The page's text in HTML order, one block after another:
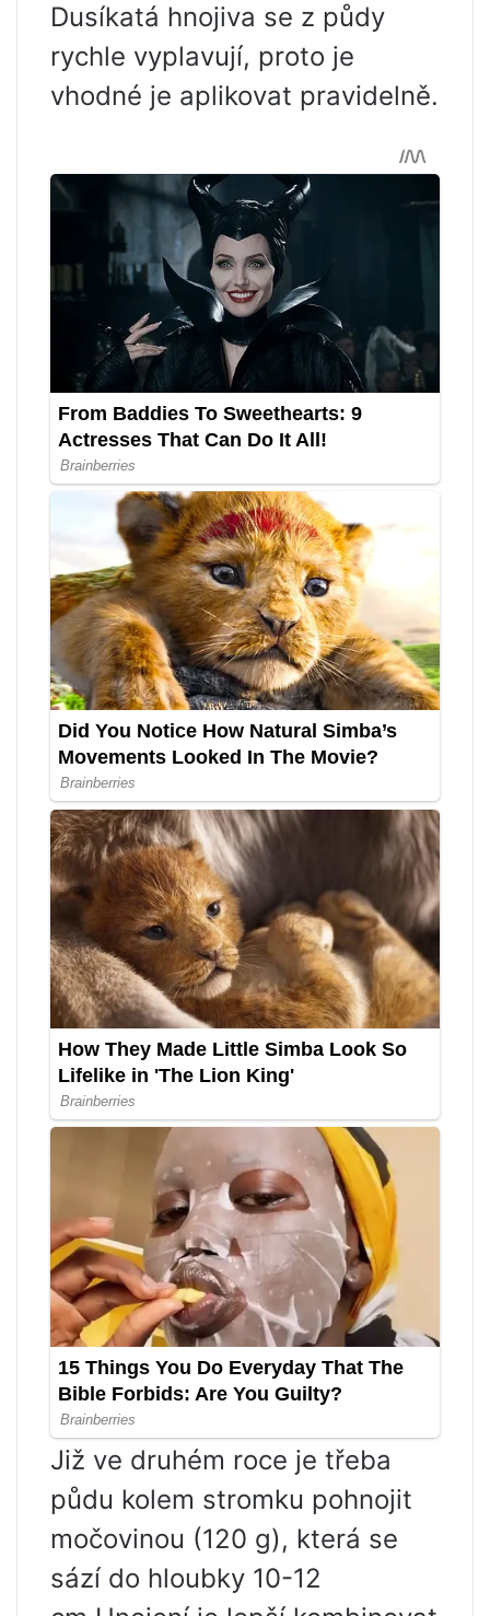
Dusíkatá hnojiva se z půdy
rychle vyplavují, proto je
vhodné je aplikovat pravidelně.
Již ve druhém roce je třeba
půdu kolem stromku pohnojit
močovinou (120 g), která se
sází do hloubky 10-12